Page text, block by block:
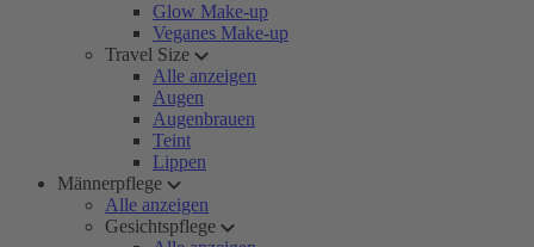
Glow Make-up
Veganes Make-up
Travel Size
Alle anzeigen
Augen
Augenbrauen
Teint
Lippen
Männerpflege
Alle anzeigen
Gesichtspflege